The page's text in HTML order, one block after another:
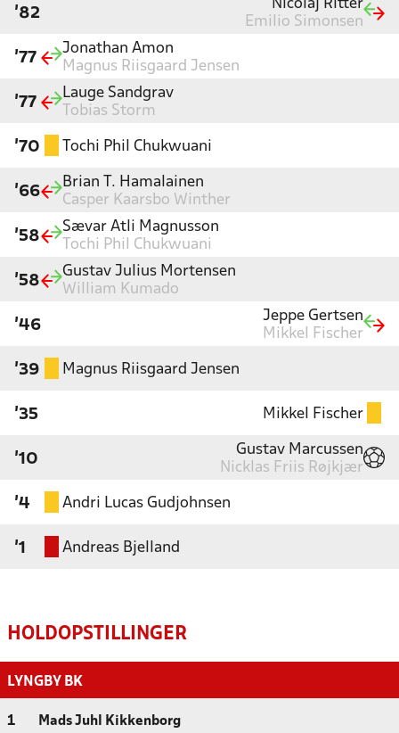
'82
Nicolaj Ritter
Emilio Simonsen
'77
Jonathan Amon
Magnus Riisgaard Jensen
'77
Lauge Sandgrav
Tobias Storm
'70 Tochi Phil Chukwuani
'66
Brian T. Hamalainen
Casper Kaarsbo Winther
'58
Sævar Atli Magnusson
Tochi Phil Chukwuani
'58
Gustav Julius Mortensen
William Kumado
'46
Jeppe Gertsen
Mikkel Fischer
'39 Magnus Riisgaard Jensen
'35 Mikkel Fischer
'10
Gustav Marcussen
Nicklas Friis Røjkjær
'4 Andri Lucas Gudjohnsen
'1 Andreas Bjelland
HOLDOPSTILLINGER
LYNGBY BK
1 Mads Juhl Kikkenborg